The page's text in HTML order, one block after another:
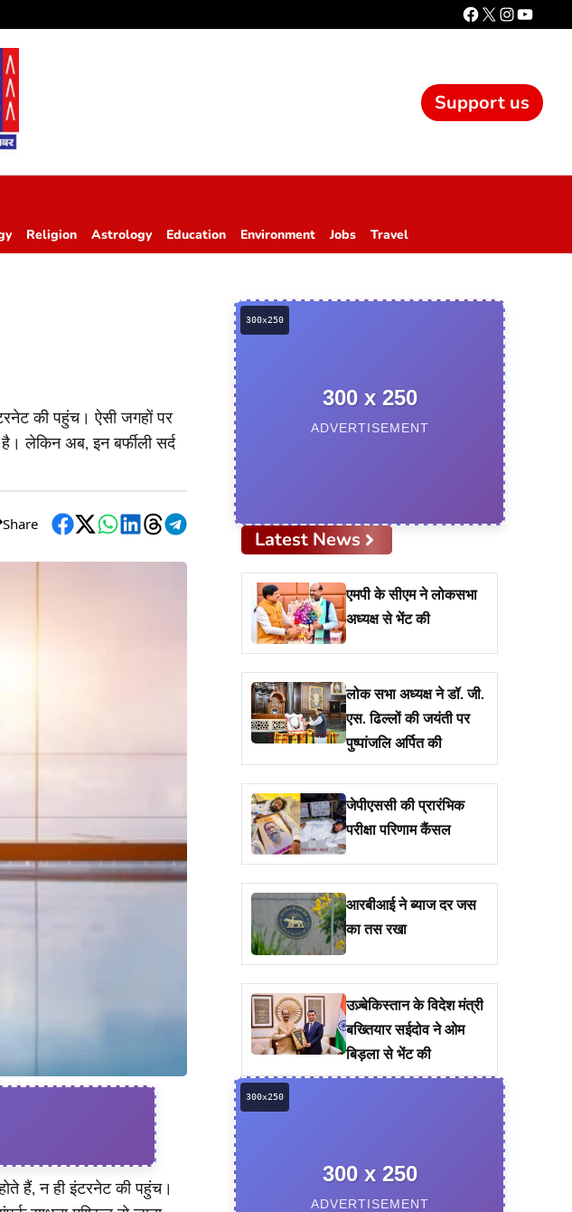
Support us
Religion Astrology Education Environment Jobs Travel
की पहुंच। ऐसी जगहों पर
लेकिन अब, इन बर्फीली सर्द
Share
Facebook
TwitterWhatsApp
LinkedIn
ThreadsTelegram
हैं, न ही इंटरनेट की पहुंच।
300 x 250
ADVERTISEMENT
Latest News
एमपी के सीएम ने लोकसभा
अध्यक्ष से भेंट की
लोक सभा अध्यक्ष ने डॉ. जी.
एस. ढिल्लों की जयंती पर
पुष्पांजलि अर्पित की
जेपीएससी की प्रारंभिक
परीक्षा परिणाम कैंसल
आरबीआई ने ब्याज दर जस
का तस रखा
उज़्बेकिस्तान के विदेश मंत्री
बख्तियार सईदोव ने ओम
बिड़ला से भेंट की
300 x 250
ADVERTISEMENT